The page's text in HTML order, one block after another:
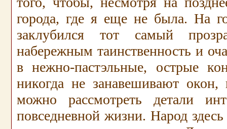
города, где я еще не была. На
заклубился тот самый
набережным таинственность и
в нежно-пастэльные, острые
никогда не занавешивают
можно рассмотреть детали
повседневной жизни. Народ